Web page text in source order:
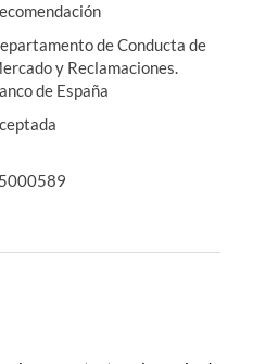
de Conducta de
y Reclamaciones.
de España